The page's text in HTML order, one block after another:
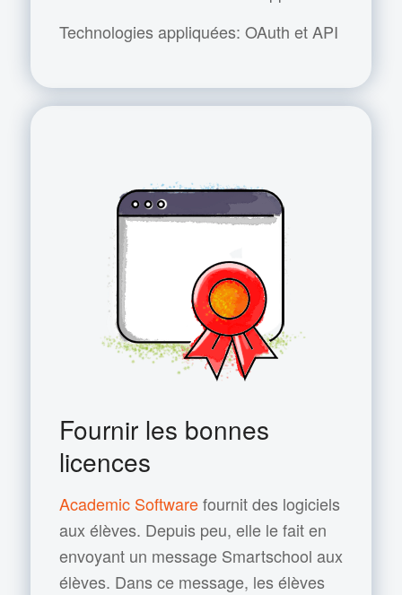
Technologies appliquées: OAuth et API
Fournir les bonnes
licences
Academic Softwarefournit des logiciels
aux élèves. Depuis peu, elle le fait en
envoyant un message Smartschool aux
élèves. Dans ce message, les élèves